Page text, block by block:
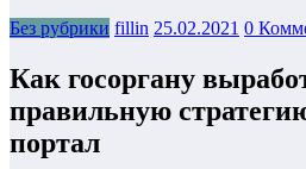
Без рубрики fillin 25.02.2021 0
Как госоргану
правильную
портал